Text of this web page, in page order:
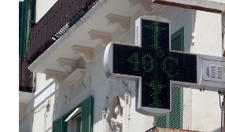
Caldo, nel weekend le città
passano da 26 a 19. Allerta
Bari